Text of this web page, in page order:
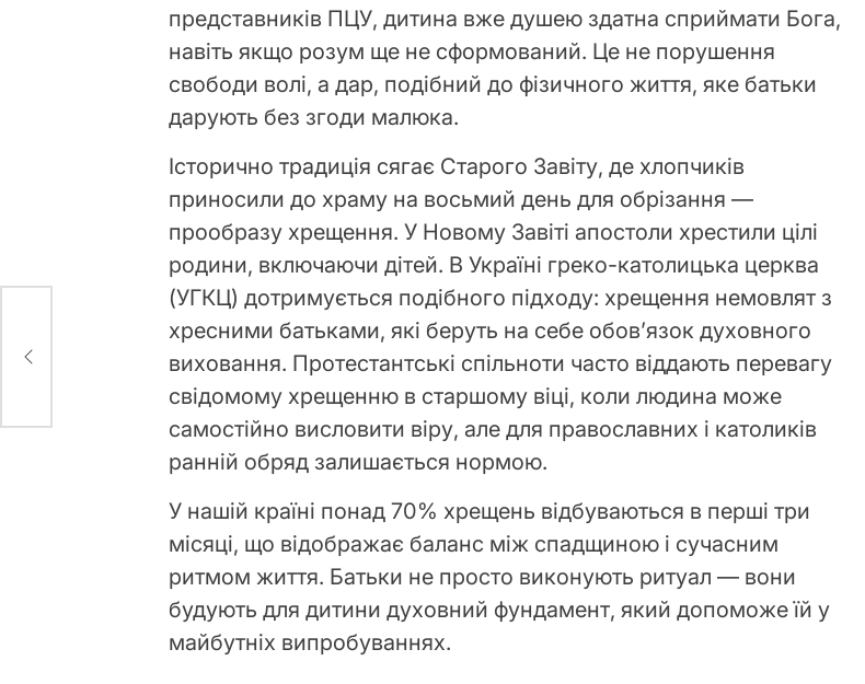
представників ПЦУ, дитина вже душею здатна сприймати Бога,
навіть якщо розум ще не сформований. Це не порушення
свободи волі, а дар, подібний до фізичного життя, яке батьки
дарують без згоди малюка.
Історично традиція сягає Старого Завіту, де хлопчиків
приносили до храму на восьмий день для обрізання —
прообразу хрещення. У Новому Завіті апостоли хрестили цілі
родини, включаючи дітей. В Україні греко-католицька церква
(УГКЦ) дотримується подібного підходу: хрещення немовлят з
хресними батьками, які беруть на себе обов’язок духовного
виховання. Протестантські спільноти часто віддають перевагу
свідомому хрещенню в старшому віці, коли людина може
самостійно висловити віру, але для православних і католиків
ранній обряд залишається нормою.
У нашій країні понад 70% хрещень відбуваються в перші три
місяці, що відображає баланс між спадщиною і сучасним
ритмом життя. Батьки не просто виконують ритуал — вони
будують для дитини духовний фундамент, який допоможе їй у
майбутніх випробуваннях.